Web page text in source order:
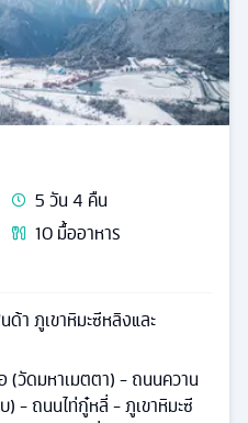
5วัน4 คืน
10มื้ออาหาร
า ภูเขาหิมะซีหลิงและ
วัดมหาเมตตา) - ถนนควาน
- ถนนไท่กู๋หลี่ - ภูเขาหิมะซี